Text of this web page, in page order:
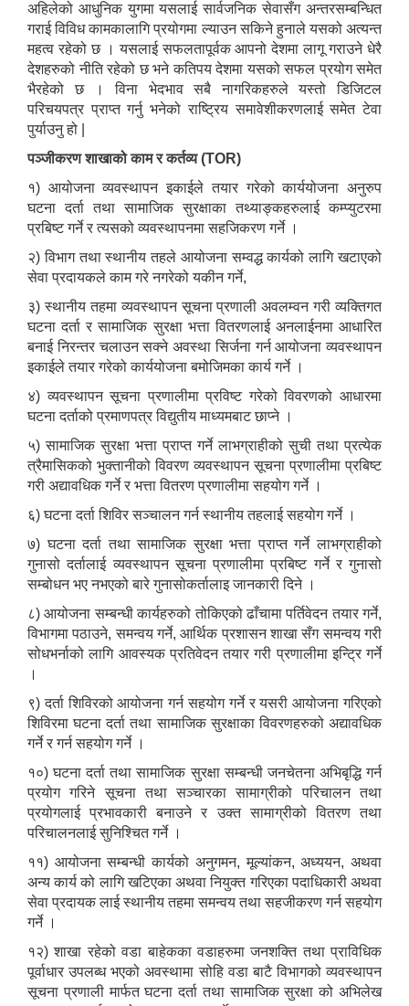
अहिलेको आधुनिक युगमा यसलाई सार्वजनिक सेवासँग अन्तरसम्बन्धित
गराई विविध कामकालागि प्रयोगमा ल्याउन सकिने हुनाले यसको अत्यन्त
महत्व रहेको छ । यसलाई सफलतापूर्वक आपनो देशमा लागू गराउने धेरै
देशहरुको नीति रहेको छ भने कतिपय देशमा यसको सफल प्रयोग समेत
भैरहेको छ । विना भेदभाव सबै नागरिकहरुले यस्तो डिजिटल
परिचयपत्र प्राप्त गर्नु भनेको राष्ट्रिय समावेशीकरणलाई समेत टेवा
पुर्याउनु हो |
पञ्जीकरण शाखाको काम र कर्तव्य (TOR)
१) आयोजना व्यवस्थापन इकाईले तयार गरेको कार्ययोजना अनुरुप
घटना दर्ता तथा सामाजिक सुरक्षाका तथ्याङ्कहरुलाई कम्प्युटरमा
प्रबिष्ट गर्ने र त्यसको व्यवस्थापनमा सहजिकरण गर्ने ।
२) विभाग तथा स्थानीय तहले आयोजना सम्वद्ध कार्यको लागि खटाएको
सेवा प्रदायकले काम गरे नगरेको यकीन गर्ने,
३) स्थानीय तहमा व्यवस्थापन सूचना प्रणाली अवलम्वन गरी व्यक्तिगत
घटना दर्ता र सामाजिक सुरक्षा भत्ता वितरणलाई अनलाईनमा आधारित
बनाई निरन्तर चलाउन सक्ने अवस्था सिर्जना गर्न आयोजना व्यवस्थापन
इकाईले तयार गरेको कार्ययोजना बमोजिमका कार्य गर्ने ।
४) व्यवस्थापन सूचना प्रणालीमा प्रविष्ट गरेको विवरणको आधारमा
घटना दर्ताको प्रमाणपत्र विद्युतीय माध्यमबाट छाप्ने ।
५) सामाजिक सुरक्षा भत्ता प्राप्त गर्ने लाभग्राहीको सुची तथा प्रत्येक
त्रैमासिकको भुक्तानीको विवरण व्यवस्थापन सूचना प्रणालीमा प्रबिष्ट
गरी अद्यावधिक गर्ने र भत्ता वितरण प्रणालीमा सहयोग गर्ने ।
६) घटना दर्ता शिविर सञ्चालन गर्न स्थानीय तहलाई सहयोग गर्ने ।
७) घटना दर्ता तथा सामाजिक सुरक्षा भत्ता प्राप्त गर्ने लाभग्राहीको
गुनासो दर्तालाई व्यवस्थापन सूचना प्रणालीमा प्रबिष्ट गर्ने र गुनासो
सम्बोधन भए नभएको बारे गुनासोकर्तालाइ जानकारी दिने ।
८) आयोजना सम्बन्धी कार्यहरुको तोकिएको ढाँचामा पर्तिवेदन तयार गर्ने,
विभागमा पठाउने, समन्वय गर्ने, आर्थिक प्रशासन शाखा सँग समन्वय गरी
सोधभर्नाको लागि आवस्यक प्रतिवेदन तयार गरी प्रणालीमा इन्ट्रि गर्ने
।
९) दर्ता शिविरको आयोजना गर्न सहयोग गर्ने र यसरी आयोजना गरिएको
शिविरमा घटना दर्ता तथा सामाजिक सुरक्षाका विवरणहरुको अद्यावधिक
गर्ने र गर्न सहयोग गर्ने ।
१०) घटना दर्ता तथा सामाजिक सुरक्षा सम्बन्धी जनचेतना अभिबृद्धि गर्न
प्रयोग गरिने सूचना तथा सञ्चारका सामाग्रीको परिचालन तथा
प्रयोगलाई प्रभावकारी बनाउने र उक्त सामाग्रीको वितरण तथा
परिचालनलाई सुनिश्चित गर्ने ।
११) आयोजना सम्बन्धी कार्यको अनुगमन, मूल्यांकन, अध्ययन, अथवा
अन्य कार्य को लागि खटिएका अथवा नियुक्त गरिएका पदाधिकारी अथवा
सेवा प्रदायक लाई स्थानीय तहमा समन्वय तथा सहजीकरण गर्न सहयोग
गर्ने ।
१२) शाखा रहेको वडा बाहेकका वडाहरुमा जनशक्ति तथा प्राविधिक
पूर्वाधार उपलब्ध भएको अवस्थामा सोहि वडा बाटै विभागको व्यवस्थापन
सूचना प्रणाली मार्फत घटना दर्ता तथा सामाजिक सुरक्षा को अभिलेख